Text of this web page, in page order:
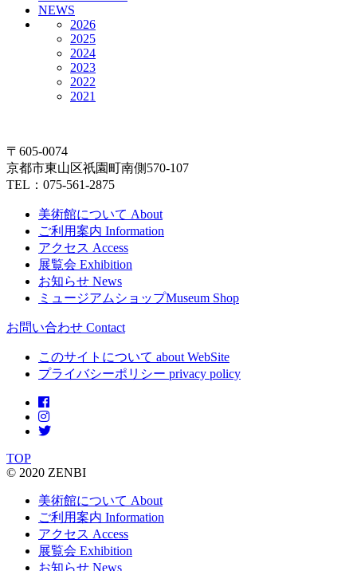
NEWS
2026
2025
2024
2023
2022
2021
〒605-0074
京都市東山区祇園町南側570-107
TEL：075-561-2875
美術館について About
ご利用案内 Information
アクセス Access
展覧会 Exhibition
お知らせ News
ミュージアムショップMuseum Shop
お問い合わせ Contact
このサイトについて about WebSite
プライバシーポリシー privacy policy
TOP
© 2020 ZENBI
美術館について About
ご利用案内 Information
アクセス Access
展覧会 Exhibition
お知らせ News